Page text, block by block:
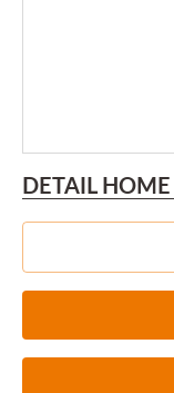
DETAIL